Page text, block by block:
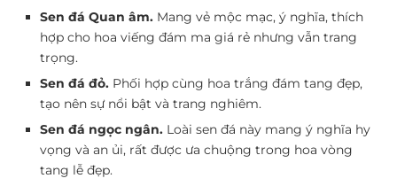
Sen đá Quan âm. Mang vẻ mộc mạc, ý nghĩa, thích
hợp cho hoa viếng đám ma giá rẻ nhưng vẫn trang
trọng.
Sen đá đỏ. Phối hợp cùng hoa trắng đám tang đẹp,
tạo nên sự nổi bật và trang nghiêm.
Sen đá ngọc ngân. Loài sen đá này mang ý nghĩa hy
vọng và an ủi, rất được ưa chuộng trong hoa vòng
tang lễ đẹp.